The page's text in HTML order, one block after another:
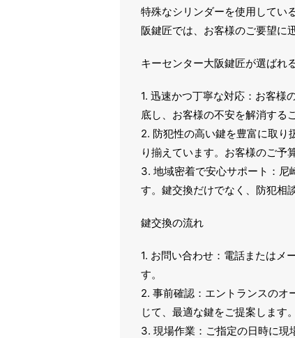
特殊なシリンダーを使用してい
阪鍵匠では、お客様のご要望に
キーセンター大阪鍵匠が選ばれ
1. 迅速かつ丁寧な対応：お客様
底し、お客様の不安を解消する
2. 防犯性の高い鍵を豊富に取り
り揃えています。お客様のご予
3. 地域密着で安心サポート：尼
す。鍵交換だけでなく、防犯相
鍵交換の流れ
1. お問い合わせ：電話またはメ
す。
2. 事前確認：エントランスのオ
じて、最適な鍵をご提案します。
3. 現場作業：ご指定の日時に現